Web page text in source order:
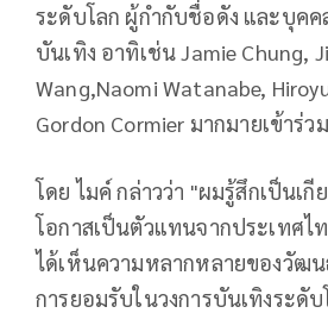
ระดับโลก ผู้กำกับชื่อดัง และบุคค
บันเทิง อาทิเช่น Jamie Chung,
Wang,Naomi Watanabe,
Gordon Cormier มากมายเข้าร่ว
โดย ไมค์ กล่าวว่า "ผมรู้สึกเป็นเกี
โอกาสเป็นตัวแทนจากประเทศไ
ได้เห็นความหลากหลายของวัฒน
การยอมรับในวงการบันเทิงระดับ